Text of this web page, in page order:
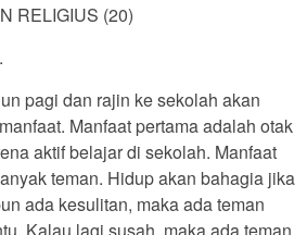
RELIGIUS (20)
pagi dan rajin ke sekolah akan
Manfaat pertama adalah otak
aktif belajar di sekolah. Manfaat
teman. Hidup akan bahagia jika
ada kesulitan, maka ada teman
Kalau lagi susah, maka ada teman